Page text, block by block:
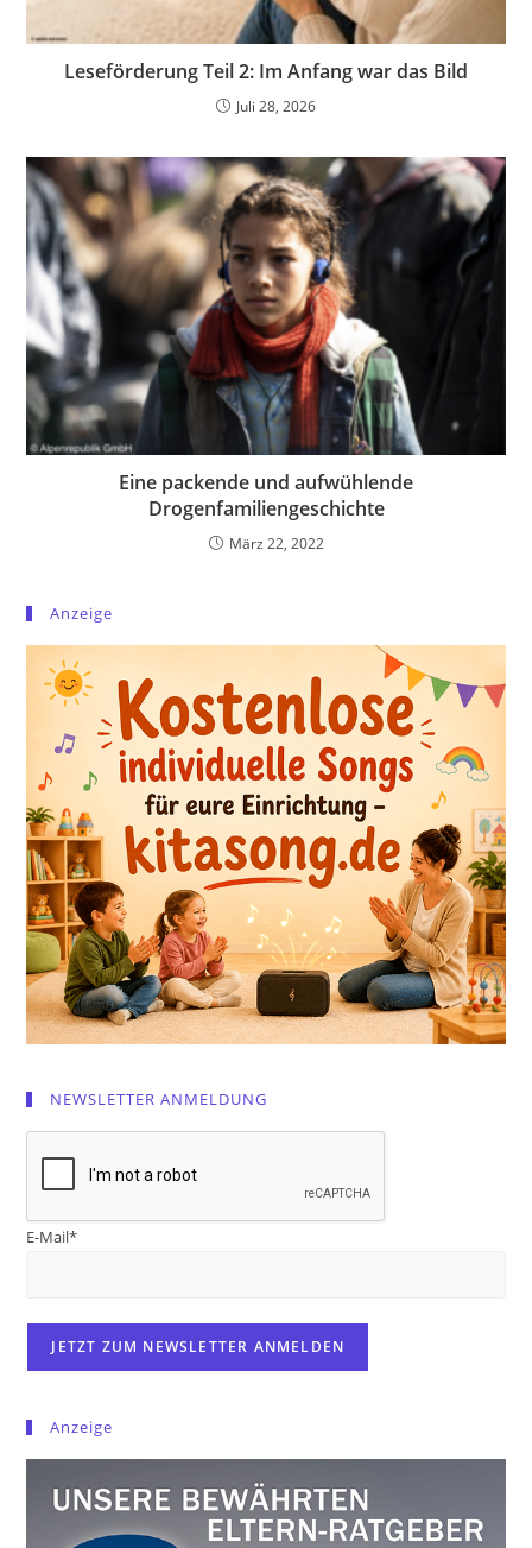
Leseförderung Teil 2: Im Anfang war das Bild
Juli 28, 2026
Eine packende und aufwühlende
Drogenfamiliengeschichte
März 22, 2022
Anzeige
NEWSLETTER ANMELDUNG
E-Mail*
Anzeige